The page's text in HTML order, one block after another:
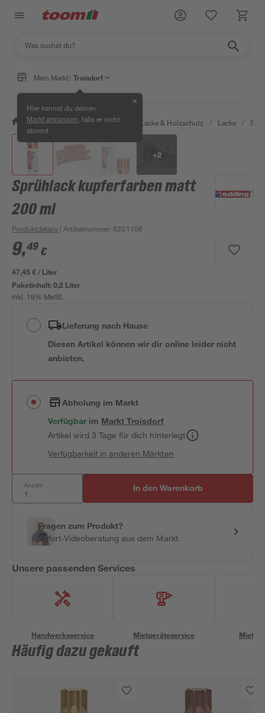
Mein Markt: Troisdorf
Hier kannst du deinen
Markt anpassen , falls er nicht
stimmt.
✕
/ Bauen & Renovieren / Farben, Lacke & Holzschutz / Lacke /
+2
Sprühlack kupferfarben matt
200 ml
Produktdetails | Artikelnummer: 8201108
9,49 €
47,45 € / Liter
Paketinhalt:0,2 Liter
inkl. 19% MwSt.
Lieferung nach Hause
Diesen Artikel können wir dir online leider nicht
anbieten.
Abholung im Markt
Verfügbar im MarktTroisdorf
Artikel wird 3 Tage für dich hinterlegt
Verfügbarkeit in anderen Märkten
Anzahl: In den Warenkorb
Fragen zum Produkt?
Sofort-Videoberatung aus dem Markt
Unsere passenden Services
Handwerksservice Mietgeräteservice
Häufig dazu gekauft